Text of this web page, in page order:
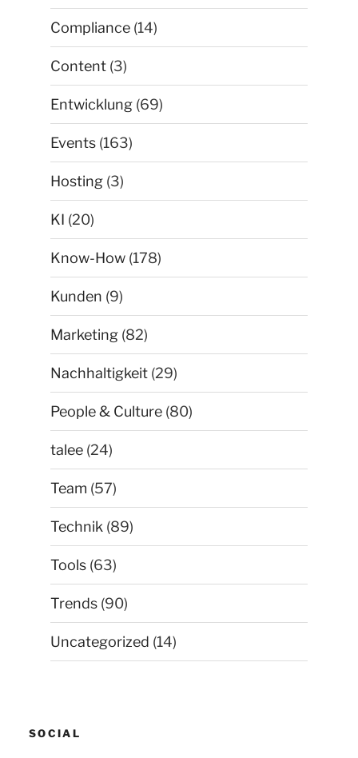
Compliance (14)
Content (3)
Entwicklung (69)
Events (163)
Hosting (3)
KI (20)
Know-How (178)
Kunden (9)
Marketing (82)
Nachhaltigkeit (29)
People & Culture (80)
talee (24)
Team (57)
Technik (89)
Tools (63)
Trends (90)
Uncategorized (14)
SOCIAL